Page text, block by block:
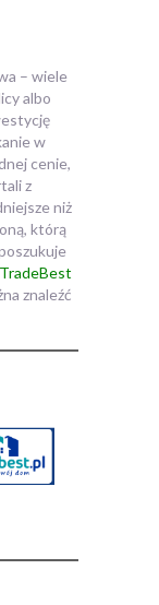
– wiele
albo
w
cenie,
z
niż
którą
TradeBest
znaleźć